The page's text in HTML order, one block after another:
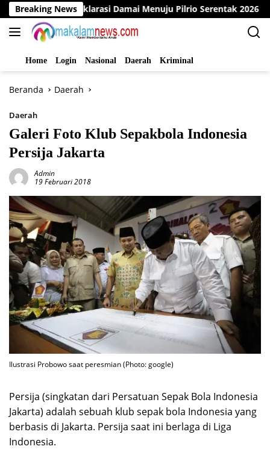
Langsung
ke
konten
Breaking News
Gelar Deklarasi Damai Menuju Pilrio Serentak 2026
Home Login Nasional Daerah Kriminal
Beranda Daerah
Daerah
Galeri Foto Klub Sepakbola Indonesia
Persija Jakarta
Admin
19 Februari 2018
Ilustrasi Probowo saat peresmian (Photo: google)
Persija (singkatan dari Persatuan Sepak Bola Indonesia
Jakarta) adalah sebuah klub sepak bola Indonesia yang
berbasis di Jakarta. Persija saat ini berlaga di Liga
Indonesia.